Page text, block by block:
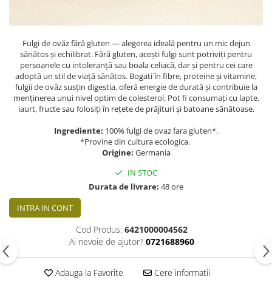
PRODUSE ROMÂNEȘTI
COSMETICE
REMEDII NATURISTE
TOATE PRODUSELE
Fulgi de ovăz fără gluten — alegerea ideală pentru un mic dejun
sănătos și echilibrat. Fără gluten, acești fulgi sunt potriviți pentru
persoanele cu intoleranță sau boala celiacă, dar și pentru cei care
adoptă un stil de viață sănătos. Bogati în fibre, proteine și vitamine,
fulgii de ovăz susțin digestia, oferă energie de durată și contribuie la
menținerea unui nivel optim de colesterol. Pot fi consumați cu lapte,
iaurt, fructe sau folosiți în rețete de prăjituri și batoane sănătoase.
Ingrediente: 100% fulgi de ovaz fara gluten*.
*Provine din cultura ecologica.
Origine: Germania
IN STOC
Durata de livrare: 48 ore
INTRA IN CONT
Cod Produs: 6421000004562
Ai nevoie de ajutor? 0721688960
Adauga la Favorite Cere informatii